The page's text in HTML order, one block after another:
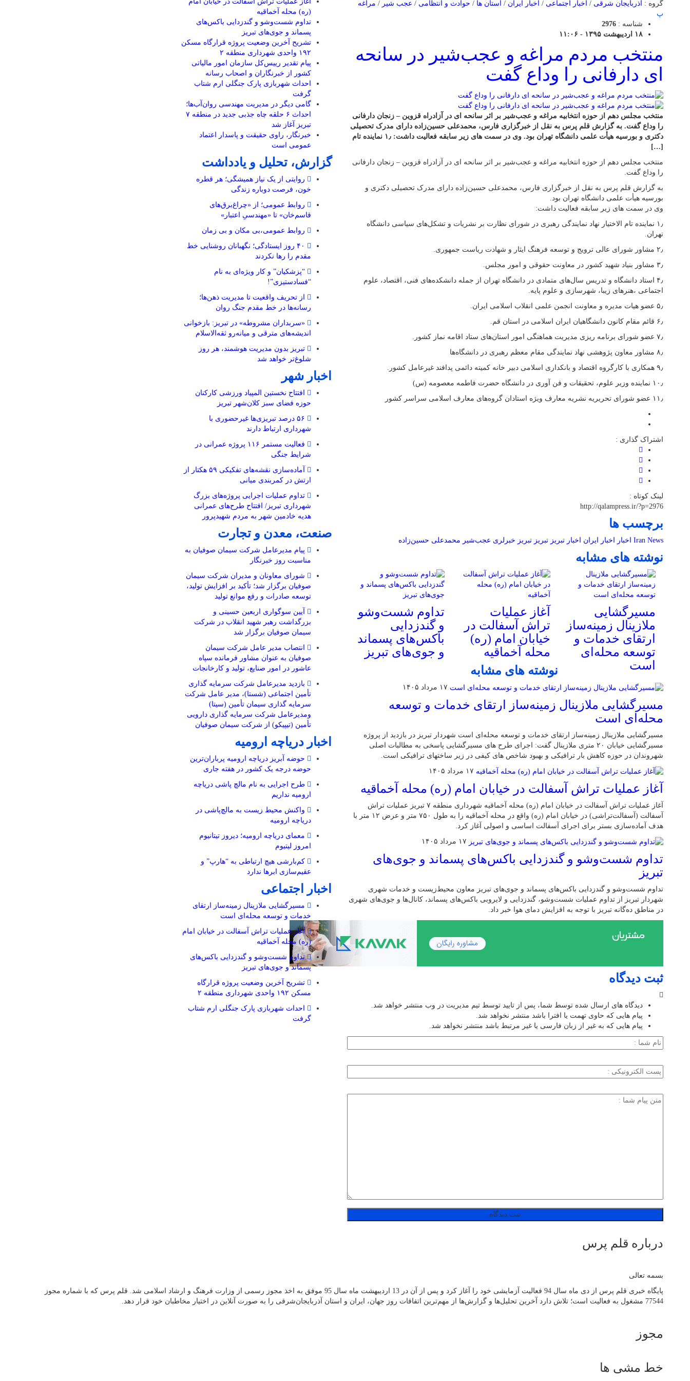
گروه : آذربایجان شرقی / اخبار اجتماعی / اخبار ایران / استان ها / حوادث و انتظامی / عجب شیر / مراغه
پ
شناسه : 2976
۱۸ اردیبهشت ۱۳۹۵ - ۱۱:۰۶
منتخب مردم مراغه و عجب‌شیر در سانحه
ای دارفانی را وداع گفت
منتخب مجلس دهم از حوزه انتخابیه مراغه و عجب‌شیر بر اثر سانحه ای در آزادراه قزوین – زنجان دارفانی
را وداع گفت. به گزارش قلم پرس به نقل از خبرگزاری فارس، محمدعلی حسین‌زاده دارای مدرک تحصیلی
دکتری و بورسیه هیأت علمی دانشگاه تهران بود. وی در سمت های زیر سابقه فعالیت داشت: ۱٫ نماینده تام
[…]
منتخب مجلس دهم از حوزه انتخابیه مراغه و عجب‌شیر بر اثر سانحه ای در آزادراه قزوین – زنجان دارفانی
را وداع گفت.
به گزارش قلم پرس به نقل از خبرگزاری فارس، محمدعلی حسین‌زاده دارای مدرک تحصیلی دکتری و
بورسیه هیأت علمی دانشگاه تهران بود.
وی در سمت های زیر سابقه فعالیت داشت:
۱٫ نماینده تام الاختیار نهاد نمایندگی رهبری در شورای نظارت بر نشریات و تشکل‌های سیاسی دانشگاه
تهران.
۲٫ مشاور شورای عالی ترویج و توسعه فرهنگ ایثار و شهادت ریاست جمهوری.
۳٫ مشاور بنیاد شهید کشور در معاونت حقوقی و امور مجلس.
۴٫ استاد دانشگاه و تدریس سال‌های متمادی در دانشگاه تهران از جمله دانشکده‌های فنی، اقتصاد، علوم
اجتماعی ،هنرهای زیبا، شهرسازی و علوم پایه.
۵٫ عضو هیات مدیره و معاونت انجمن علمی انقلاب اسلامی ایران.
۶٫ قائم مقام کانون دانشگاهیان ایران اسلامی در استان قم.
۷٫ عضو شورای برنامه ریزی مدیریت هماهنگی امور استان‌های ستاد اقامه نماز کشور.
۸٫ مشاور معاون پژوهشی نهاد نمایندگی مقام معظم رهبری در دانشگاه‌ها
۹٫ همکاری با کارگروه اقتصاد و بانکداری اسلامی دبیر خانه کمیته دائمی پدافند غیرعامل کشور.
۱۰٫ نماینده وزیر علوم، تحقیقات و فن آوری در دانشگاه حضرت فاطمه معصومه (س)
۱۱٫ عضو شورای تحریریه نشریه معارف ویژه استادان گروه‌های معارف اسلامی سراسر کشور
اشتراک گذاری :
لینک کوتاه :
http://qalampress.ir/?p=2976
برچسب ها
Iran News اخبار اخبار ایران اخبار تبریز تبریز تبریز خبرلری عجب‌شیر محمدعلی حسین‌زاده
نوشته های مشابه
مسیرگشایی
ملازینال زمینه‌ساز
ارتقای خدمات و
توسعه محله‌ای
است
آغاز عملیات
تراش آسفالت در
خیابان امام (ره)
محله آخماقیه
تداوم شست‌وشو
و گندزدایی
باکس‌های پسماند
و جوی‌های تبریز
نوشته های مشابه
۱۷ مرداد ۱۴۰۵
مسیرگشایی ملازینال زمینه‌ساز ارتقای خدمات و توسعه
محله‌ای است
مسیرگشایی ملازینال زمینه‌ساز ارتقای خدمات و توسعه محله‌ای است شهردار تبریز در بازدید از پروژه
مسیرگشایی خیابان ۲۰ متری ملازینال گفت: اجرای طرح های مسیرگشایی پاسخی به مطالبات اصلی
شهروندان در حوزه کاهش بار ترافیکی و بهبود شاخص های کیفی در زیر ساختهای ترافیکی است.
۱۷ مرداد ۱۴۰۵
آغاز عملیات تراش آسفالت در خیابان امام (ره) محله آخماقیه
آغاز عملیات تراش آسفالت در خیابان امام (ره) محله آخماقیه شهرداری منطقه ۷ تبریز عملیات تراش
آسفالت (آسفالت‌تراشی) در خیابان امام (ره) واقع در محله آخماقیه را به طول ۷۵۰ متر و عرض ۱۲ متر با
هدف آماده‌سازی بستر برای اجرای آسفالت اساسی و اصولی آغاز کرد.
۱۷ مرداد ۱۴۰۵
تداوم شست‌وشو و گندزدایی باکس‌های پسماند و جوی‌های
تبریز
تداوم شست‌وشو و گندزدایی باکس‌های پسماند و جوی‌های تبریز معاون محیط‌زیست و خدمات شهری
شهردار تبریز از تداوم عملیات شست‌وشو، گندزدایی و لایروبی باکس‌های پسماند، کانال‌ها و جوی‌های شهری
در مناطق ده‌گانه تبریز با توجه به افزایش دمای هوا خبر داد.
ثبت دیدگاه
دیدگاه های ارسال شده توسط شما، پس از تایید توسط تیم مدیریت در وب منتشر خواهد شد.
پیام هایی که حاوی تهمت یا افترا باشد منتشر نخواهد شد.
پیام هایی که به غیر از زبان فارسی یا غیر مرتبط باشد منتشر نخواهد شد.
(ره) محله آخماقیه
تداوم شست‌وشو و گندزدایی باکس‌های
پسماند و جوی‌های تبریز
تشریح آخرین وضعیت پروژه قرارگاه مسکن
۱۹۲ واحدی شهرداری منطقه ۲
پیام تقدیر رییس‌کل سازمان امور مالیاتی
کشور از خبرنگاران و اصحاب رسانه
احداث شهربازی پارک جنگلی ارم شتاب
گرفت
گامی دیگر در مدیریت مهندسی روان‌آب‌ها؛
احداث ۶ حلقه چاه جذبی جدید در منطقه ۷
تبریز آغاز شد
خبرنگار، راوی حقیقت و پاسدار اعتماد
عمومی است
گزارش، تحلیل و یادداشت
روایتی از یک نیاز همیشگی؛ هر قطره
خون، فرصت دوباره زندگی
روابط عمومی؛ از «چراغ‌برق‌های
قاسم‌خان» تا «مهندسیِ اعتبار»
روابط عمومی،بی مکان و بی زمان
۴۰ روز ایستادگی؛ نگهبانان روشنایی خط
مقدم را رها نکردند
“پزشکیان” و کار ویژه‌ای به نام
“فسادستیزی”!
از تحریف واقعیت تا مدیریت ذهن‌ها؛
رسانه‌ها در خط مقدم جنگ روان
«سربداران مشروطه» در تبریز: بازخوانی
اندیشه‌های مترقی و میانه‌رو ثقه‌الاسلام
تبریز بدون مدیریت هوشمند، هر روز
شلوغ‌تر خواهد شد
اخبار شهر
افتتاح نخستین المپیاد ورزشی کارکنان
حوزه فضای سبز کلان‌شهر تبریز
۵۶ درصد تبریزی‌ها غیرحضوری با
شهرداری ارتباط دارند
فعالیت مستمر ۱۱۶ پروژه عمرانی در
شرایط جنگی
آماده‌سازی نقشه‌های تفکیکی ۵۹ هکتار از
ارتش در کمربندی میانی
تداوم عملیات اجرایی پروژه‌های بزرگ
شهرداری تبریز/ افتتاح طرح‌های عمرانی
هدیه خادمین شهر به مردم شهیدپرور
صنعت، معدن و تجارت
پیام مدیرعامل شرکت سیمان صوفیان به
مناسبت روز خبرنگار
شورای معاونان و مدیران شرکت سیمان
صوفیان برگزار شد؛ تأکید بر افزایش تولید،
توسعه صادرات و رفع موانع تولید
آیین سوگواری اربعین حسینی و
بزرگداشت رهبر شهید انقلاب در شرکت
سیمان صوفیان برگزار شد
انتصاب مدیر عامل شرکت سیمان
صوفیان به عنوان مشاور فرمانده سپاه
عاشور در امور صنایع، تولید و کارخانجات
بازدید مدیرعامل شرکت سرمایه گذاری
تأمین اجتماعی (شستا)، مدیر عامل شرکت
سرمایه گذاری سیمان تأمین (سیتا)
ومدیرعامل شرکت سرمایه گذاری دارویی
تأمین (تیپیکو) از شرکت سیمان صوفیان
اخبار دریاچه ارومیه
حوضه آبریز دریاچه ارومیه پرباران‌ترین
حوضه‌ درجه یک کشور در هفته جاری
طرح اجرایی به نام مالچ پاشی دریاچه
ارومیه نداریم
واکنش محیط زیست به مالچ‌پاشی در
دریاچه ارومیه
معمای دریاچه ارومیه؛ دیروز تیتانیوم
امروز لیتیوم
کم‌بارشی هیچ ارتباطی به “هارپ” و
عقیم‌سازی ابرها ندارد
اخبار اجتماعی
مسیرگشایی ملازینال زمینه‌ساز ارتقای
خدمات و توسعه محله‌ای است
آغاز عملیات تراش آسفالت در خیابان امام
(ره) محله آخماقیه
تداوم شست‌وشو و گندزدایی باکس‌های
پسماند و جوی‌های تبریز
تشریح آخرین وضعیت پروژه قرارگاه
مسکن ۱۹۲ واحدی شهرداری منطقه ۲
احداث شهربازی پارک جنگلی ارم شتاب
گرفت
درباره قلم پرس
بسمه تعالی
پایگاه خبری قلم پرس از دی ماه سال 94 فعالیت آزمایشی خود را آغاز کرد و پس از آن در 13 اردیبهشت ماه سال 95 موفق به اخذ مجوز رسمی از وزارت فرهنگ و ارشاد اسلامی شد. قلم پرس که با شماره مجوز
77544 مشغول به فعالیت است؛ تلاش دارد آخرین تحلیل‌ها و گزارش‌ها از مهم‌ترین اتفاقات روز جهان، ایران و استان آذربایجان‌شرقی را به صورت آنلاین در اختیار مخاطبان خود قرار دهد.
مجوز
خط مشی ها